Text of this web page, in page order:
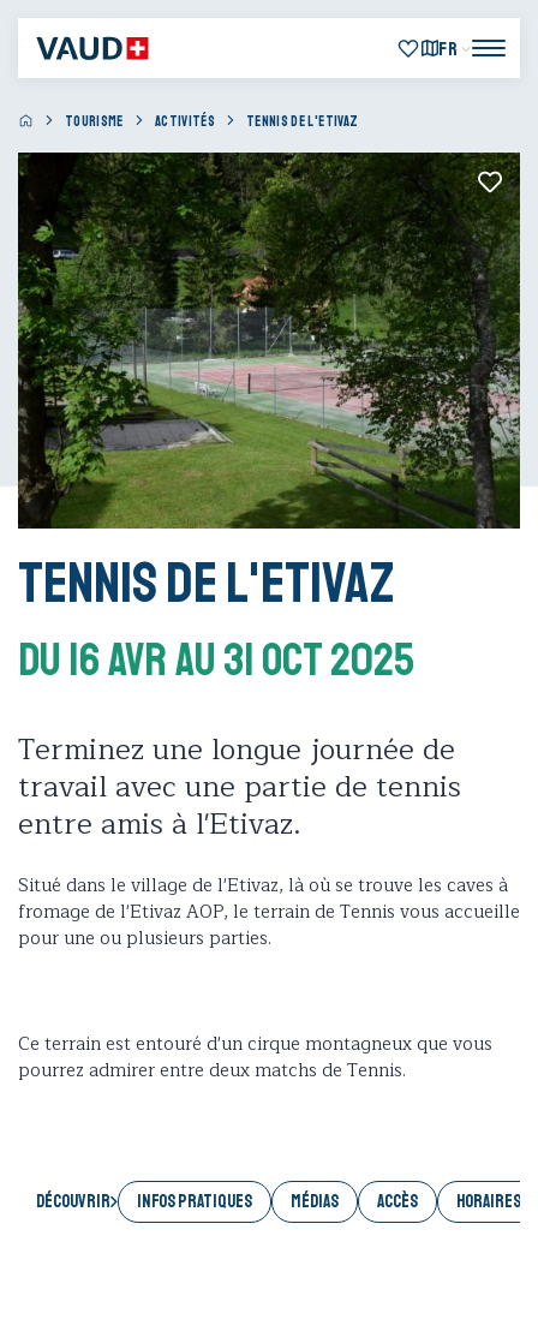
FR
TOURISME ACTIVITÉS TENNIS DE L'ETIVAZ
Tennis de L'Etivaz
Du 16 AvrAu 31 Oct 2025
Terminez une longue journée de
travail avec une partie de tennis
entre amis à l'Etivaz.
Situé dans le village de l'Etivaz, là où se trouve les caves à
fromage de l'Etivaz AOP, le terrain de Tennis vous accueille
pour une ou plusieurs parties.
Ce terrain est entouré d'un cirque montagneux que vous
pourrez admirer entre deux matchs de Tennis.
Découvrir INFOS PRATIQUES MÉDIAS ACCÈS HORAIRES